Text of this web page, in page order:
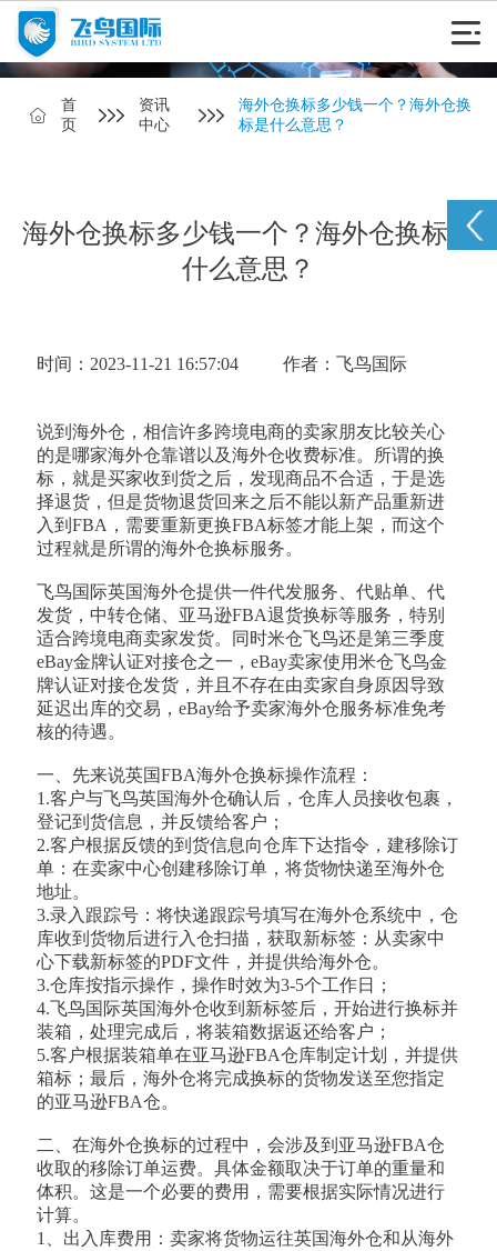
首
页
资讯
中心
海外仓换标多少钱一个？海外仓换
标是什么意思？
海外仓换标多少钱一个？海外仓换标是
什么意思？
时间：2023-11-21 16:57:04 作者：飞鸟国际
说到海外仓，相信许多跨境电商的卖家朋友比较关心
的是哪家海外仓靠谱以及海外仓收费标准。所谓的换
标，就是买家收到货之后，发现商品不合适，于是选
择退货，但是货物退货回来之后不能以新产品重新进
入到FBA，需要重新更换FBA标签才能上架，而这个
过程就是所谓的海外仓换标服务。
飞鸟国际英国海外仓提供一件代发服务、代贴单、代
发货，中转仓储、亚马逊FBA退货换标等服务，特别
适合跨境电商卖家发货。同时米仓飞鸟还是第三季度
eBay金牌认证对接仓之一，eBay卖家使用米仓飞鸟金
牌认证对接仓发货，并且不存在由卖家自身原因导致
延迟出库的交易，eBay给予卖家海外仓服务标准免考
核的待遇。
一、先来说英国FBA海外仓换标操作流程：
1.客户与飞鸟英国海外仓确认后，仓库人员接收包裹，
登记到货信息，并反馈给客户；
2.客户根据反馈的到货信息向仓库下达指令，建移除订
单：在卖家中心创建移除订单，将货物快递至海外仓
地址。
3.录入跟踪号：将快递跟踪号填写在海外仓系统中，仓
库收到货物后进行入仓扫描，获取新标签：从卖家中
心下载新标签的PDF文件，并提供给海外仓。
3.仓库按指示操作，操作时效为3-5个工作日；
4.飞鸟国际英国海外仓收到新标签后，开始进行换标并
装箱，处理完成后，将装箱数据返还给客户；
5.客户根据装箱单在亚马逊FBA仓库制定计划，并提供
箱标；最后，海外仓将完成换标的货物发送至您指定
的亚马逊FBA仓。
二、在海外仓换标的过程中，会涉及到亚马逊FBA仓
收取的移除订单运费。具体金额取决于订单的重量和
体积。这是一个必要的费用，需要根据实际情况进行
计算。
1、出入库费用：卖家将货物运往英国海外仓和从海外